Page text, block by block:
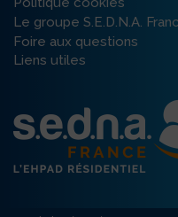
Le groupe S.E.D.N.A.
Foire aux questions
Liens utiles